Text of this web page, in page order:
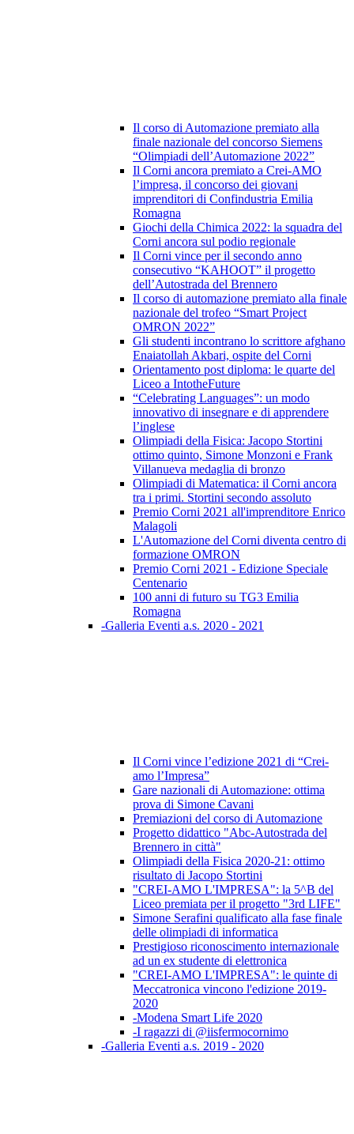
Il corso di Automazione premiato alla
finale nazionale del concorso Siemens
“Olimpiadi dell’Automazione 2022”
Il Corni ancora premiato a Crei-AMO
l’impresa, il concorso dei giovani
imprenditori di Confindustria Emilia
Romagna
Giochi della Chimica 2022: la squadra del
Corni ancora sul podio regionale
Il Corni vince per il secondo anno
consecutivo “KAHOOT” il progetto
dell’Autostrada del Brennero
Il corso di automazione premiato alla finale
nazionale del trofeo “Smart Project
OMRON 2022”
Gli studenti incontrano lo scrittore afghano
Enaiatollah Akbari, ospite del Corni
Orientamento post diploma: le quarte del
Liceo a IntotheFuture
“Celebrating Languages”: un modo
innovativo di insegnare e di apprendere
l’inglese
Olimpiadi della Fisica: Jacopo Stortini
ottimo quinto, Simone Monzoni e Frank
Villanueva medaglia di bronzo
Olimpiadi di Matematica: il Corni ancora
tra i primi. Stortini secondo assoluto
Premio Corni 2021 all'imprenditore Enrico
Malagoli
L'Automazione del Corni diventa centro di
formazione OMRON
Premio Corni 2021 - Edizione Speciale
Centenario
100 anni di futuro su TG3 Emilia
Romagna
-Galleria Eventi a.s. 2020 - 2021
Il Corni vince l’edizione 2021 di “Crei-
amo l’Impresa”
Gare nazionali di Automazione: ottima
prova di Simone Cavani
Premiazioni del corso di Automazione
Progetto didattico "Abc-Autostrada del
Brennero in città"
Olimpiadi della Fisica 2020-21: ottimo
risultato di Jacopo Stortini
"CREI-AMO L'IMPRESA": la 5^B del
Liceo premiata per il progetto "3rd LIFE"
Simone Serafini qualificato alla fase finale
delle olimpiadi di informatica
Prestigioso riconoscimento internazionale
ad un ex studente di elettronica
"CREI-AMO L'IMPRESA": le quinte di
Meccatronica vincono l'edizione 2019-
2020
-Modena Smart Life 2020
-I ragazzi di @iisfermocornimo
-Galleria Eventi a.s. 2019 - 2020